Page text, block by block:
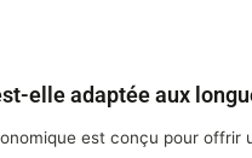
elle adaptée aux
est conçu pour